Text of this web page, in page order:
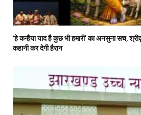
‘हे कन्हैया याद है कुछ भी हमारी’ का अनसुना सच,
कहानी कर देगी हैरान